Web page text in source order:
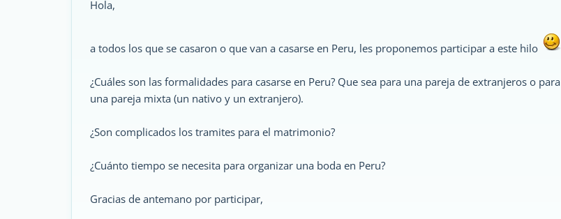
Hola,
a todos los que se casaron o que van a casarse en Peru, les proponemos participar a este hilo
¿Cuáles son las formalidades para casarse en Peru? Que sea para una pareja de extranjeros o para
una pareja mixta (un nativo y un extranjero).
¿Son complicados los tramites para el matrimonio?
¿Cuánto tiempo se necesita para organizar una boda en Peru?
Gracias de antemano por participar,